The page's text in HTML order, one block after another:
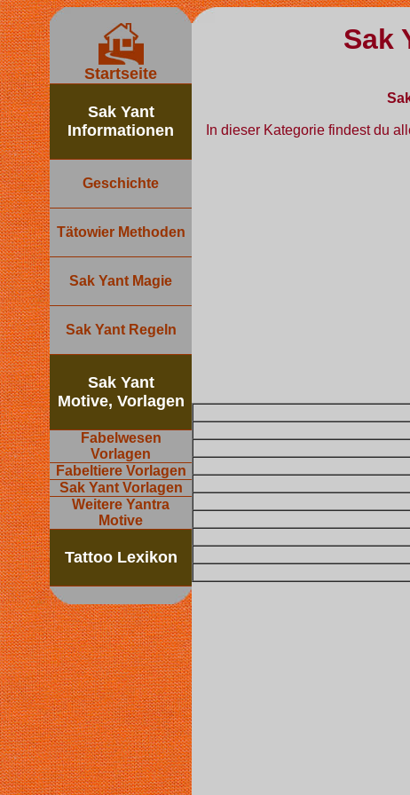
Startseite
Sak Yant
Informationen
Geschichte
Tätowier Methoden
Sak Yant Magie
Sak Yant Regeln
Sak Yant
Motive, Vorlagen
Fabelwesen
Vorlagen
Fabeltiere Vorlagen
Sak Yant Vorlagen
Weitere Yantra
Motive
Tattoo Lexikon
Sak
In dieser Kategorie findest du